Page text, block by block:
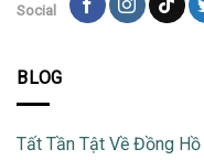
Social
BLOG
Tất Tần Tật Về Đồng